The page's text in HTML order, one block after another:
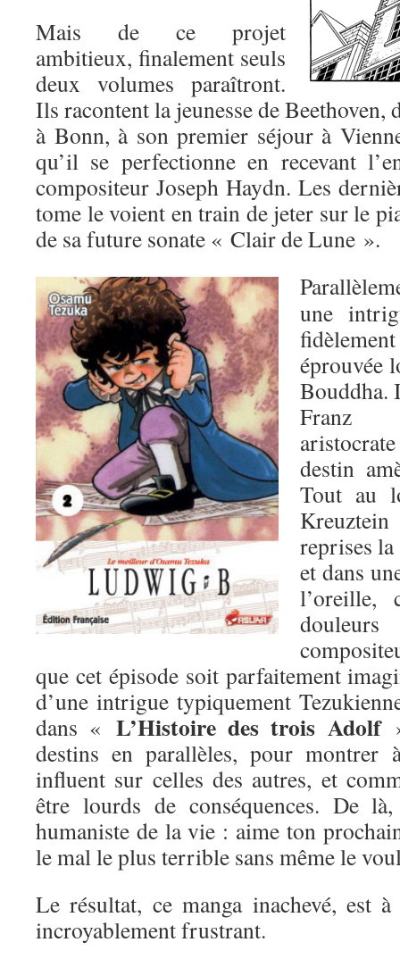
Mais de ce projet
ambitieux, finalement seuls
deux volumes paraîtront.
Ils racontent la jeunesse de Beethoven,
à Bonn, à son premier séjour à
qu’il se perfectionne en recevant
compositeur Joseph Haydn. Les
tome le voient en train de jeter sur le
de sa future sonate « Clair de Lune ».
une
éprouvée
Bouddha.
Franz
destin
Tout au
reprises la
et dans
l’oreille,
que cet épisode soit parfaitement
d’une intrigue typiquement
dans « L’Histoire des trois Adolf»
destins en parallèles, pour
influent sur celles des autres, et
être lourds de conséquences. De
humaniste de la vie : aime ton
le mal le plus terrible sans même le
Le résultat, ce manga inachevé, est
incroyablement frustrant.